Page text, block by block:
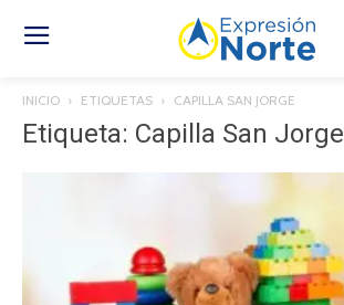
INICIO ETIQUETAS CAPILLA SAN JORGE
Etiqueta: Capilla San Jorge